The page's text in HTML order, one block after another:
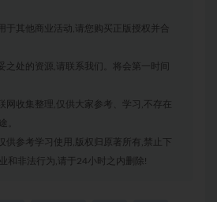
于其他商业活动,请您购买正版授权并合
之处的资源,请联系我们。将会第一时间
网收集整理,仅供大家参考、学习,不存在
。
供参考学习使用,版权归原著所有,禁止下
和非法行为,请于24小时之内删除!